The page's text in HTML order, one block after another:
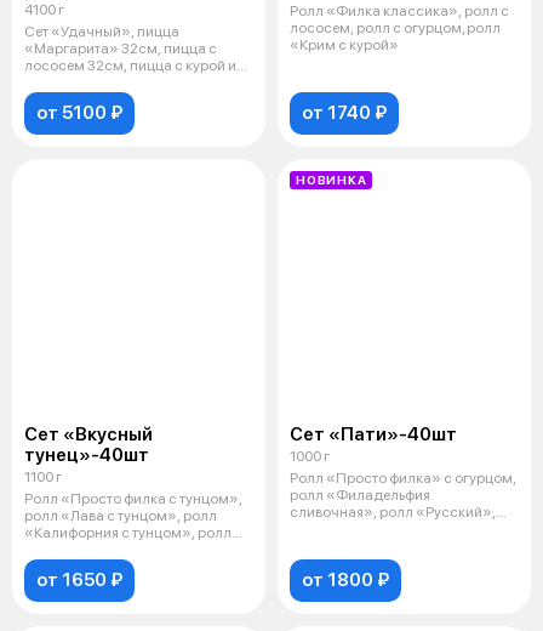
4100 г
Сет «Удачный», пицца
«Маргарита» 32см, пицца с
лососем 32см, пицца с курой и
от 5100 ₽
Ролл «Филка классика», ролл с
лососем, ролл с огурцом, ролл
«Крим с курой»
от 1740 ₽
Сет «Вкусный
тунец»-40шт
1100 г
Ролл «Просто филка с тунцом»,
ролл «Лава с тунцом», ролл
«Калифорния с тунцом», ролл
от 1650 ₽
НОВИНКА
Сет «Пати»-40шт
1000 г
Ролл «Просто филка» с огурцом,
ролл «Филадельфия
сливочная», ролл «Русский»,
от 1800 ₽